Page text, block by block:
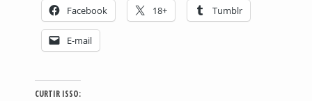
Facebook 18+ Tumblr
E-mail
CURTIR ISSO: